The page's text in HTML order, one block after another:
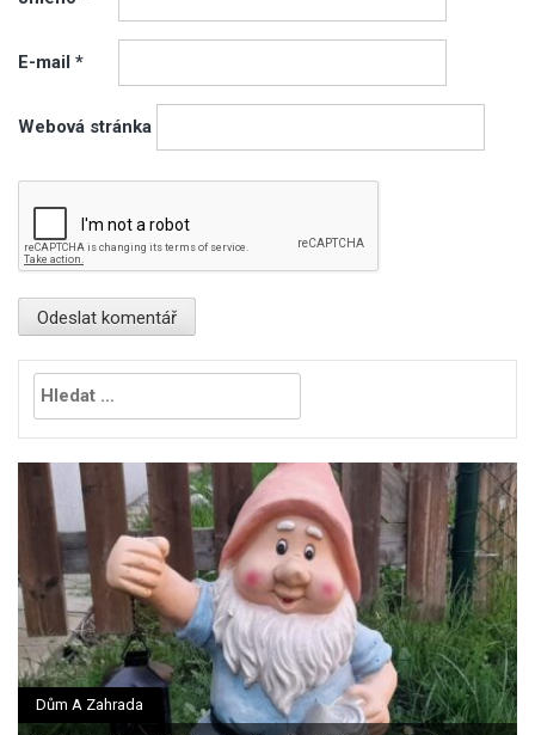
E-mail *
Webová stránka
Vyhledávání
Dům A Zahrada